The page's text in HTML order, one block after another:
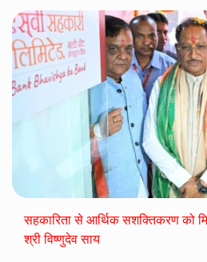
सहकारिता से आर्थिक सशक्तिकरण को
श्री विष्णुदेव साय